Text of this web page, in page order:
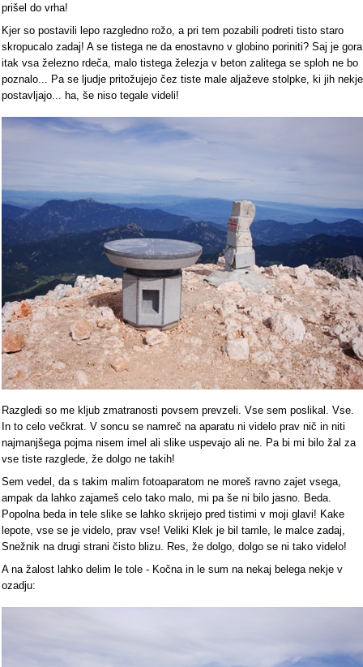
prišel do vrha!
Kjer so postavili lepo razgledno rožo, a pri tem pozabili podreti tisto staro
skropucalo zadaj! A se tistega ne da enostavno v globino poriniti? Saj je gora
itak vsa železno rdeča, malo tistega železja v beton zalitega se sploh ne bo
poznalo... Pa se ljudje pritožujejo čez tiste male aljaževe stolpke, ki jih nekje
postavljajo... ha, še niso tegale videli!
Razgledi so me kljub zmatranosti povsem prevzeli. Vse sem poslikal. Vse.
In to celo večkrat. V soncu se namreč na aparatu ni videlo prav nič in niti
najmanjšega pojma nisem imel ali slike uspevajo ali ne. Pa bi mi bilo žal za
vse tiste razglede, že dolgo ne takih!
Sem vedel, da s takim malim fotoaparatom ne moreš ravno zajet vsega,
ampak da lahko zajameš celo tako malo, mi pa še ni bilo jasno. Beda.
Popolna beda in tele slike se lahko skrijejo pred tistimi v moji glavi! Kake
lepote, vse se je videlo, prav vse! Veliki Klek je bil tamle, le malce zadaj,
Snežnik na drugi strani čisto blizu. Res, že dolgo, dolgo se ni tako videlo!
A na žalost lahko delim le tole - Kočna in le sum na nekaj belega nekje v
ozadju: